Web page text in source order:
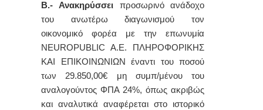
Β.- Ανακηρύσσει προσωρινό ανάδοχο
του ανωτέρω διαγωνισμού τον
οικονομικό φορέα με την επωνυμία
NEUROPUBLIC A.E. ΠΛΗΡΟΦΟΡΙΚΗΣ
ΚΑΙ ΕΠΙΚΟΙΝΩΝΙΩΝ έναντι του ποσού
των 29.850,00€ μη συμπ/μένου του
αναλογούντος ΦΠΑ 24%, όπως ακριβώς
και αναλυτικά αναφέρεται στο ιστορικό